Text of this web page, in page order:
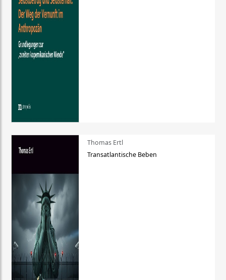
Thomas Ertl
Transatlantische Beben